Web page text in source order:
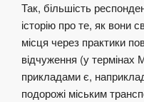
Так, більшість
історію про те, як вони
місця через практики
відчуження (у
прикладами є,
подорожі міським